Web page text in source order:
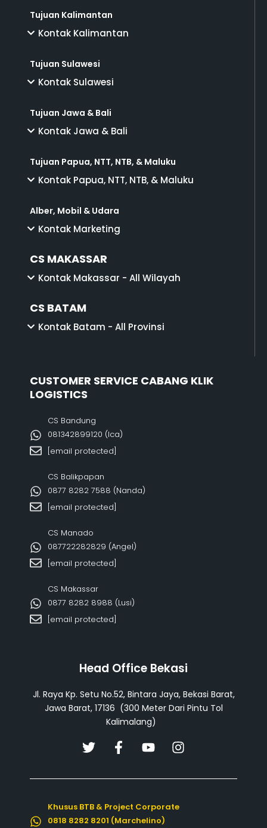
Tujuan Kalimantan
Kontak Kalimantan
Tujuan Sulawesi
Kontak Sulawesi
Tujuan Jawa & Bali
Kontak Jawa & Bali
Tujuan Papua, NTT, NTB, & Maluku
Kontak Papua, NTT, NTB, & Maluku
Alber, Mobil & Udara
Kontak Marketing
CS MAKASSAR
Kontak Makassar - All Wilayah
CS BATAM
Kontak Batam - All Provinsi
CUSTOMER SERVICE CABANG KLIK
LOGISTICS
CS Bandung
081342899120‬ (Ica)
[email protected]
CS Balikpapan
0877 8282 7588 (Nanda)
[email protected]
CS Manado
087722282829 (Angel)
[email protected]
CS Makassar
0877 8282 8988 (Lusi)
[email protected]
Head Office Bekasi
Jl. Raya Kp. Setu No.52, Bintara Jaya, Bekasi Barat,
Jawa Barat, 17136 (300 Meter Dari Pintu Tol
Kalimalang)
T
e
F
o
Y
b
I
g
Khusus BTB & Project Corporate
0818 8282 8201 (Marchelino)